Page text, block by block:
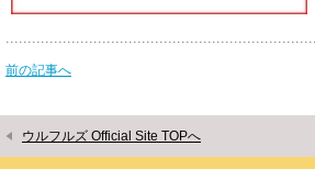
前の記事へ
ウルフルズ Official Site TOPへ